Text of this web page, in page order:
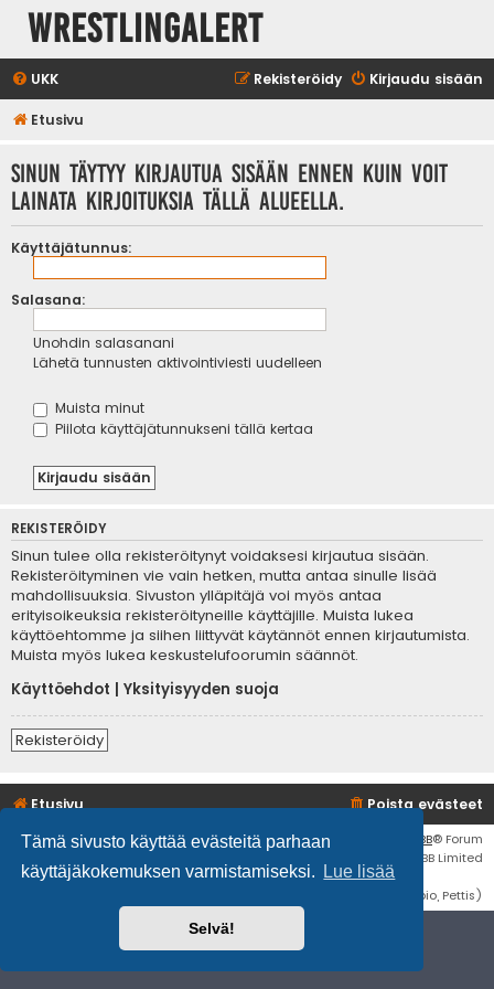
Tämä sivusto käyttää evästeitä parhaan
käyttäjäkokemuksen varmistamiseksi.
Lue lisää
Selvä!
WrestlingAlert
UKK Kirjaudu sisään
Rekisteröidy
Etusivu
Sinun täytyy kirjautua sisään ennen kuin voit
lainata kirjoituksia tällä alueella.
Käyttäjätunnus:
Salasana:
Unohdin salasanani
Lähetä tunnusten aktivointiviesti uudelleen
Muista minut
Piilota käyttäjätunnukseni tällä kertaa
REKISTERÖIDY
Sinun tulee olla rekisteröitynyt voidaksesi kirjautua sisään.
Rekisteröityminen vie vain hetken, mutta antaa sinulle lisää
mahdollisuuksia. Sivuston ylläpitäjä voi myös antaa
erityisoikeuksia rekisteröityneille käyttäjille. Muista lukea
käyttöehtomme ja siihen liittyvät käytännöt ennen kirjautumista.
Muista myös lukea keskustelufoorumin säännöt.
Käyttöehdot
Yksityisyyden suoja
Rekisteröidy
Etusivu Poista evästeet
Flat Style byIan Bradley• Keskustelufoorumin ohjelmisto phpBB® Forum
Software © phpBB Limited
Käännös: phpBB Suomi (lurttinen, harritapio, Pettis)